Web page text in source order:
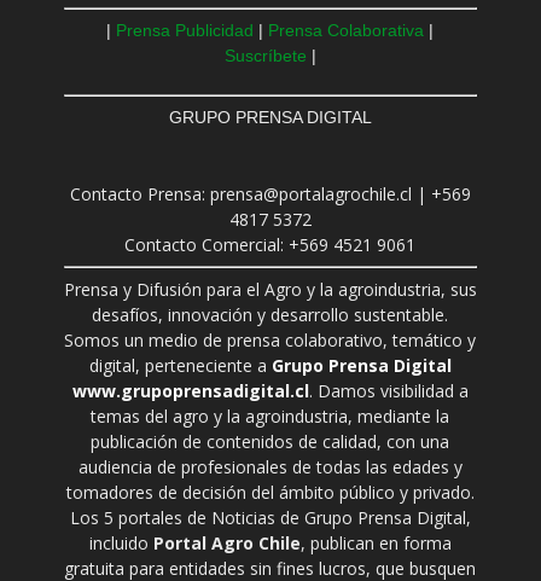
| Prensa Publicidad | Prensa Colaborativa |
Suscríbete |
GRUPO PRENSA DIGITAL
Contacto Prensa: prensa@portalagrochile.cl | +569
4817 5372
Contacto Comercial: +569 4521 9061
Prensa y Difusión para el Agro y la agroindustria, sus
desafíos, innovación y desarrollo sustentable.
Somos un medio de prensa colaborativo, temático y
digital, perteneciente a Grupo Prensa Digital
www.grupoprensadigital.cl. Damos visibilidad a
temas del agro y la agroindustria, mediante la
publicación de contenidos de calidad, con una
audiencia de profesionales de todas las edades y
tomadores de decisión del ámbito público y privado.
Los 5 portales de Noticias de Grupo Prensa Digital,
incluido Portal Agro Chile, publican en forma
gratuita para entidades sin fines lucros, que busquen